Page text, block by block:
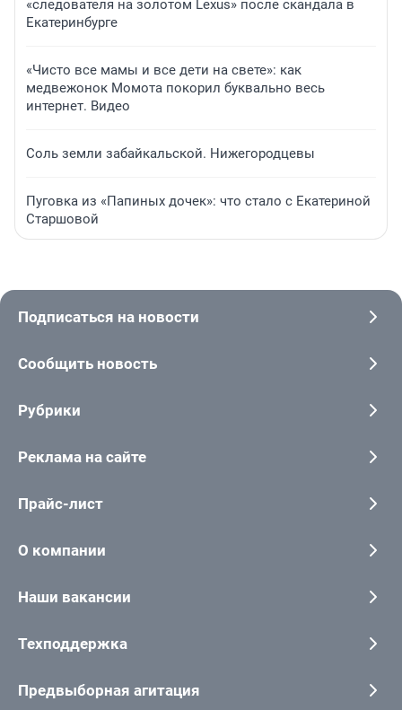
«следователя на золотом Lexus» после скандала в
Екатеринбурге
«Чисто все мамы и все дети на свете»: как
медвежонок Момота покорил буквально весь
интернет. Видео
Соль земли забайкальской. Нижегородцевы
Пуговка из «Папиных дочек»: что стало с Екатериной
Старшовой
Подписаться на новости
Сообщить новость
Рубрики
Реклама на сайте
Прайс-лист
О компании
Наши вакансии
Техподдержка
Предвыборная агитация